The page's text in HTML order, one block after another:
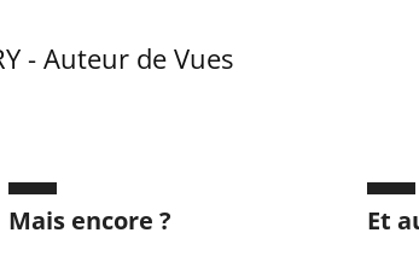
- Auteur de Vues
Mais encore ? Et